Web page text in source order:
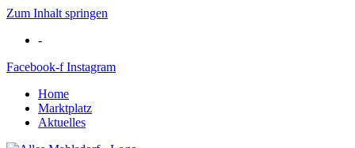
Zum Inhalt springen
-
Facebook-f Instagram
Home
Marktplatz
Aktuelles